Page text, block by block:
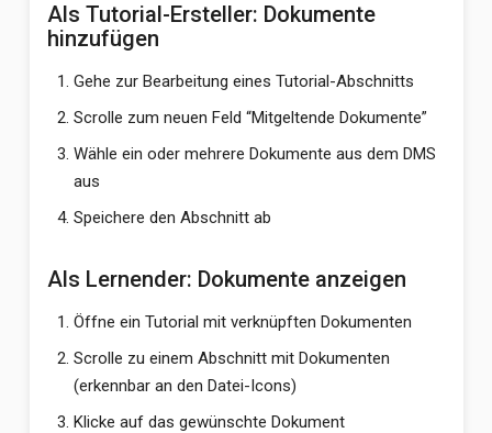
Als Tutorial-Ersteller: Dokumente
hinzufügen
Gehe zur Bearbeitung eines Tutorial-Abschnitts
Scrolle zum neuen Feld “Mitgeltende Dokumente”
Wähle ein oder mehrere Dokumente aus dem DMS
aus
Speichere den Abschnitt ab
Als Lernender: Dokumente anzeigen
Öffne ein Tutorial mit verknüpften Dokumenten
Scrolle zu einem Abschnitt mit Dokumenten
(erkennbar an den Datei-Icons)
Klicke auf das gewünschte Dokument